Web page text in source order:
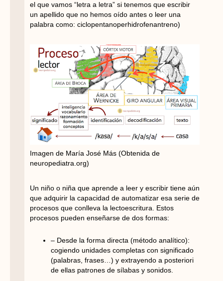
el que vamos “letra a letra” si tenemos que escribir
un apellido que no hemos oído antes o leer una
palabra como: ciclopentanoperhidrofenantreno)
Imagen de María José Más (Obtenida de
neuropediatra.org)
Un niño o niña que aprende a leer y escribir tiene aún
que adquirir la capacidad de automatizar esa serie de
procesos que conlleva la lectoescritura. Estos
procesos pueden enseñarse de dos formas:
– Desde la forma directa (método analítico):
cogiendo unidades completas con significado
(palabras, frases…) y extrayendo a posteriori
de ellas patrones de sílabas y sonidos.